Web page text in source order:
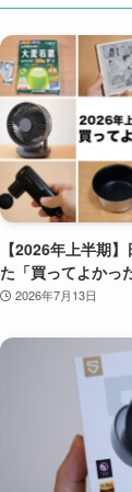
【2026年上半期
た「買ってよかっ
2026年7月13日